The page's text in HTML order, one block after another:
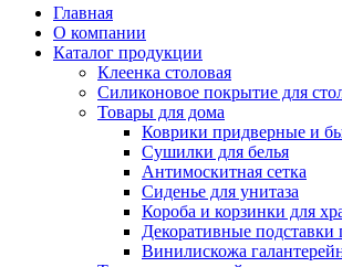
Главная
О компании
Каталог продукции
Клеенка столовая
Силиконовое покрытие для
Товары для дома
Коврики придверные и
Сушилки для белья
Антимоскитная сетка
Сиденье для унитаза
Короба и корзинки для
Декоративные подставки
Винилискожа